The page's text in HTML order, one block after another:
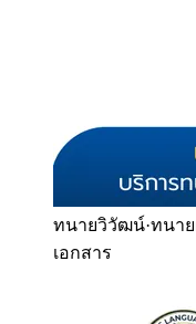
ทนายวิวัฒน์·ทนา
เอกสาร